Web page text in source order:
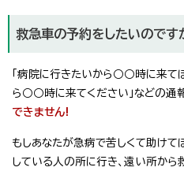
救急車の予約をしたいのです
「病院に行きたいから○○時に来てほ
ら○○時に来てください」などの通報
できません!
もしあなたが急病で苦しくて助けて
している人の所に行き、遠い所か